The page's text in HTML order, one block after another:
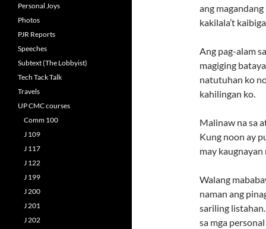
ang
kakilala’t
Ang pag-alam
magiging
natutuhan ko
kahilingan ko.
Malinaw na sa
Kung noon ay
may
Walang
naman ang
sariling
sa mga
Personal Joys
Photos
PJR Reports
Speeches
Subtext (The Lobbyist)
Tech Tack Talk
Travels
UP CMC courses
Comm 100
J 109
J 117
J 122
J 199
J 200
J 201
J 202